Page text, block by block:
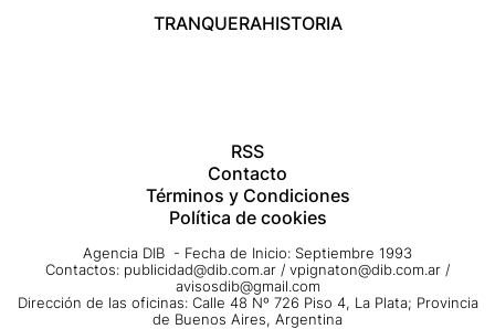
TRANQUERAHISTORIA
RSS
Contacto
Términos y Condiciones
Política de cookies
Agencia DIB - Fecha de Inicio: Septiembre 1993
Contactos: publicidad@dib.com.ar / vpignaton@dib.com.ar /
avisosdib@gmail.com
Dirección de las oficinas: Calle 48 Nº 726 Piso 4, La Plata; Provincia
de Buenos Aires, Argentina